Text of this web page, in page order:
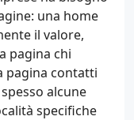
una home
il valore,
pagina chi
pagina contatti
alcune
specifiche